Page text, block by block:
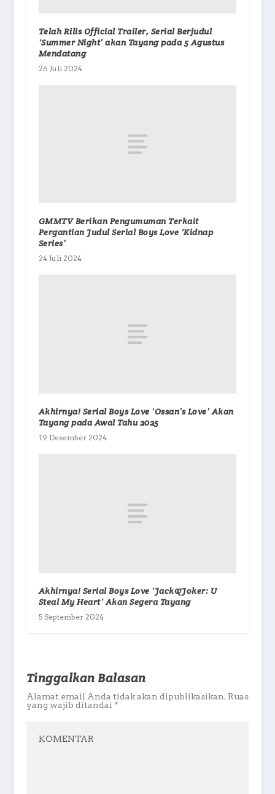
Telah Rilis Official Trailer, Serial Berjudul
‘Summer Night’ akan Tayang pada 5 Agustus
Mendatang
26 Juli 2024
GMMTV Berikan Pengumuman Terkait
Pergantian Judul Serial Boys Love ‘Kidnap
Series’
24 Juli 2024
Akhirnya! Serial Boys Love ‘Ossan’s Love’ Akan
Tayang pada Awal Tahu 2025
19 Desember 2024
Akhirnya! Serial Boys Love ‘Jack&Joker: U
Steal My Heart’ Akan Segera Tayang
5 September 2024
Tinggalkan Balasan
Alamat email Anda tidak akan dipublikasikan. Ruas
yang wajib ditandai *